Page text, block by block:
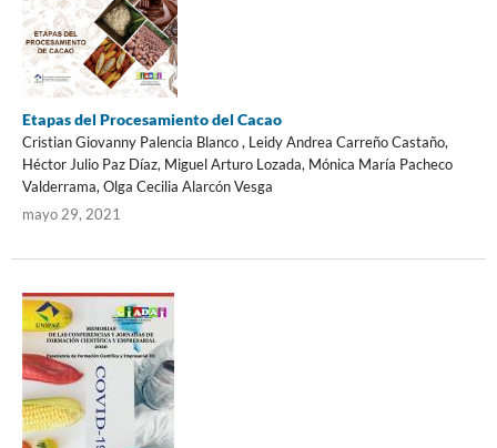
Etapas del Procesamiento del Cacao
Cristian Giovanny Palencia Blanco , Leidy Andrea Carreño Castaño,
Héctor Julio Paz Díaz, Miguel Arturo Lozada, Mónica María Pacheco
Valderrama, Olga Cecilia Alarcón Vesga
mayo 29, 2021